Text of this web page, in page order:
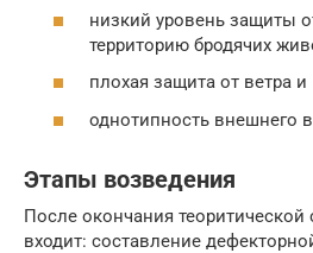
низкий уровень защиты
территорию бродячих
плохая защита от ветра
однотипность внешнего
Этапы возведения
После окончания
входит: составление